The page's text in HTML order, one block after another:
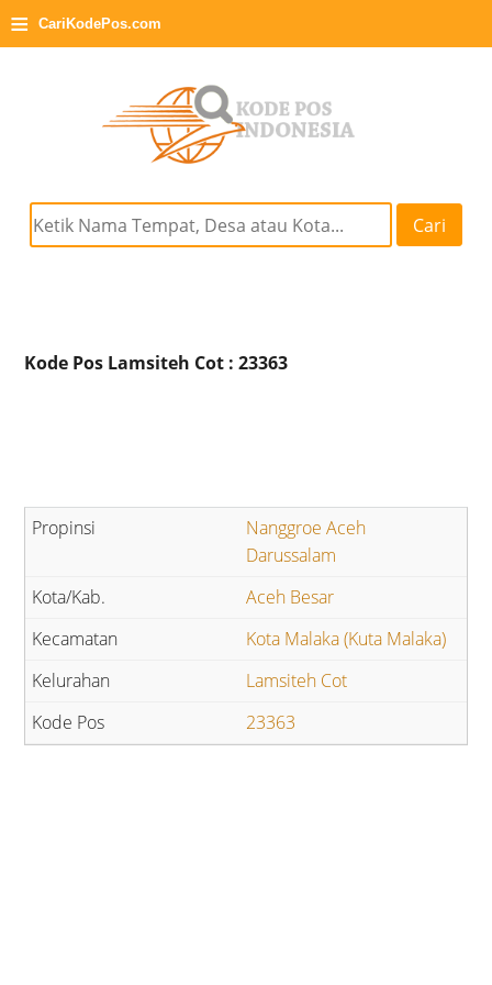
≡ CariKodePos.com
Cari
Kode Pos Lamsiteh Cot : 23363
Nanggroe Aceh
Darussalam
Aceh Besar
Kota Malaka (Kuta Malaka)
Lamsiteh Cot
23363